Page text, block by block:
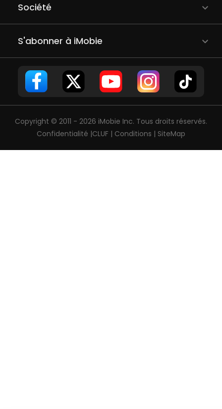
Société
S'abonner à iMobie
Copyright © 2011 - 2026 iMobie Inc. Tous droits réservés.
Confidentialité |CLUF| Conditions | SiteMap